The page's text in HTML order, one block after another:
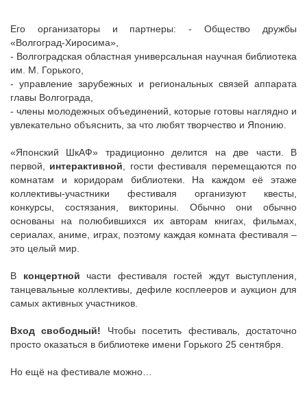
Его организаторы и партнеры: - Общество дружбы
«Волгоград-Хиросима»,
- Волгоградская областная универсальная научная библиотека
им. М. Горького,
- управление зарубежных и региональных связей аппарата
главы Волгограда,
- члены молодежных объединений, которые готовы наглядно и
увлекательно объяснить, за что любят творчество и Японию.
«Японский ШкАФ» традиционно делится на две части. В
первой, интерактивной , гости фестиваля перемещаются по
комнатам и коридорам библиотеки. На каждом её этаже
коллективы-участники фестиваля организуют квесты,
конкурсы, состязания, викторины. Обычно они обычно
основаны на полюбившихся их авторам книгах, фильмах,
сериалах, аниме, играх, поэтому каждая комната фестиваля –
это целый мир.
В концертной части фестиваля гостей ждут выступления,
танцевальные коллективы, дефиле косплееров и аукцион для
самых активных участников.
Вход свободный! Чтобы посетить фестиваль, достаточно
просто оказаться в библиотеке имени Горького 25 сентября.
Но ещё на фестивале можно…